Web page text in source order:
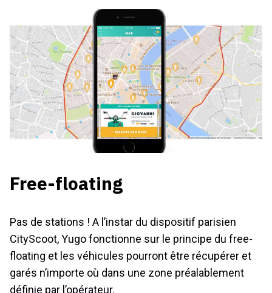
Free-floating
Pas de stations ! A l’instar du dispositif parisien
CityScoot, Yugo fonctionne sur le principe du free-
floating et les véhicules pourront être récupérer et
garés n’importe où dans une zone préalablement
définie par l’opérateur.